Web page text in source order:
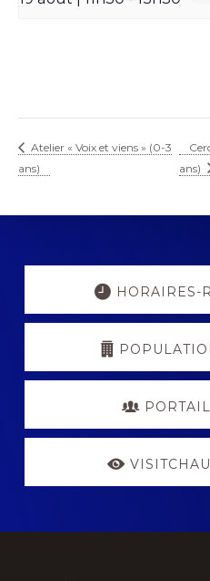
Atelier « Voix et viens » (0-3
ans)
ans)
Explore
HORAIRES-